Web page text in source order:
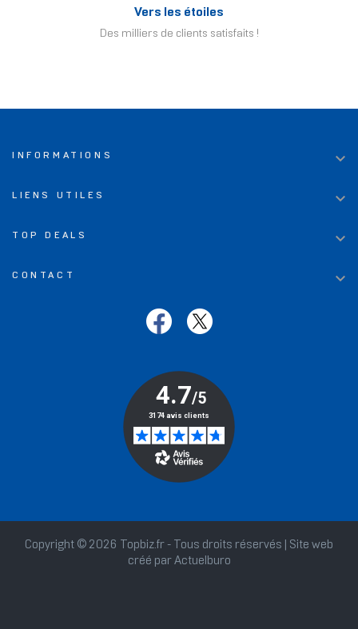
Vers les étoiles
Des milliers de clients satisfaits !
INFORMATIONS 
LIENS UTILES 
TOP DEALS 
CONTACT 
Copyright © 2026 Topbiz.fr - Tous droits réservés | Site web
créé par Actuelburo